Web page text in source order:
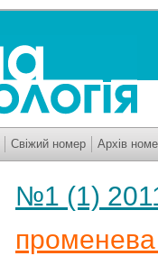
Свіжий номер Архів
№1 (1)
променева